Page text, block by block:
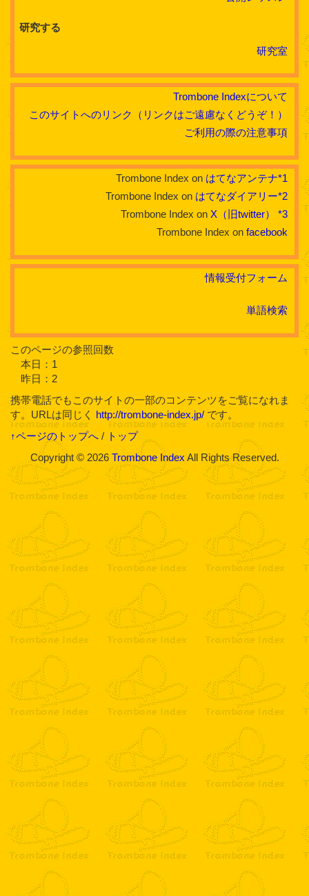
研究する
研究室
Trombone Indexについて
このサイトへのリンク（リンクはご遠慮なくどうぞ！）
ご利用の際の注意事項
Trombone Index on はてなアンテナ*1
Trombone Index on はてなダイアリー*2
Trombone Index on X（旧twitter）
*3
Trombone Index on facebook
情報受付フォーム
単語検索
このページの参照回数
本日：1
昨日：2
携帯電話でもこのサイトの一部のコンテンツをご覧になれま
す。URLは同じく
http://trombone-index.jp/ です。
↑ページのトップへ / トップ
Copyright © 2026 Trombone Index All Rights Reserved.